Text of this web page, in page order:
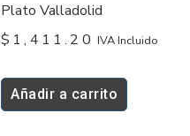
Plato Valladolid
$ 1,411.20 IVA Incluido
Añadir a carrito